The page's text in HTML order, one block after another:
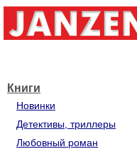
Книги
Новинки
Детективы, триллеры
Любовный роман